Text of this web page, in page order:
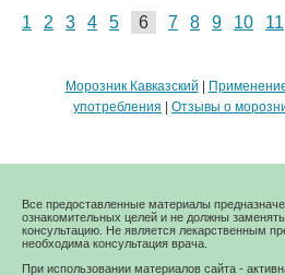
1 2 3 4 5 6 7 8 9 10 11
Морозник Кавказский |
употребления | Отзывы о
Все предоставленные материалы
ознакомительных целей и не должны
консультацию. Не является лекарственным
необходима консультация врача.
При использовании материалов сайта -